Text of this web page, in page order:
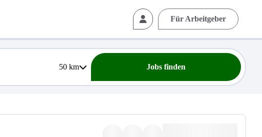
Für Arbeitgeber
50km Jobs finden